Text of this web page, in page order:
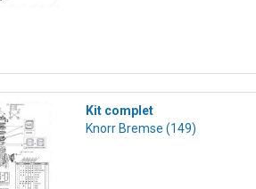
Kit complet
Knorr Bremse (149)